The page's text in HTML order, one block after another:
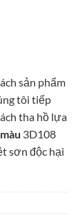
sản phẩm
tôi tiếp
tha hồ lựa
3D108
sơn độc hại